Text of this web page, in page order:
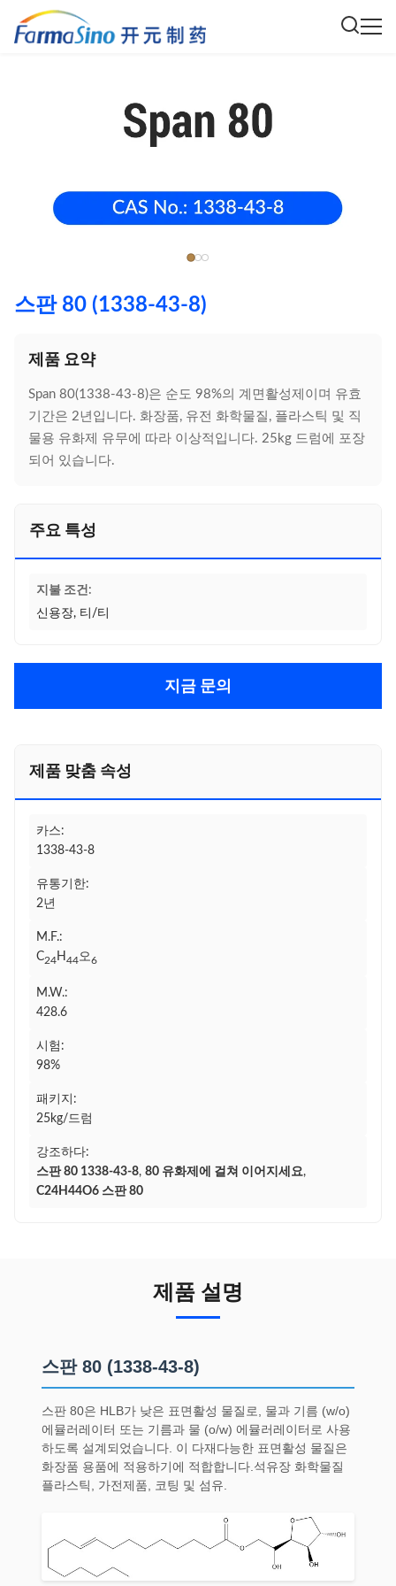
스판 80 (1338-43-8)
제품 요약
Span 80(1338-43-8)은 순도 98%의 계면활성제이며 유효
기간은 2년입니다. 화장품, 유전 화학물질, 플라스틱 및 직
물용 유화제 유무에 따라 이상적입니다. 25kg 드럼에 포장
되어 있습니다.
주요 특성
지불 조건:
신용장, 티/티
지금 문의
제품 맞춤 속성
카스:
1338-43-8
유통기한:
2년
M.F.:
C24H 44오6
M.W.:
428.6
시험:
98%
패키지:
25kg/드럼
강조하다:
스판 80 1338-43-8, 80 유화제에 걸쳐 이어지세요,
C24H44O6 스판 80
제품 설명
스판 80 (1338-43-8)
스판 80은 HLB가 낮은 표면활성 물질로, 물과 기름 (w/o)
에뮬러레이터 또는 기름과 물 (o/w) 에뮬러레이터로 사용
하도록 설계되었습니다. 이 다재다능한 표면활성 물질은
화장품 용품에 적용하기에 적합합니다.석유장 화학물질
플라스틱, 가전제품, 코팅 및 섬유.